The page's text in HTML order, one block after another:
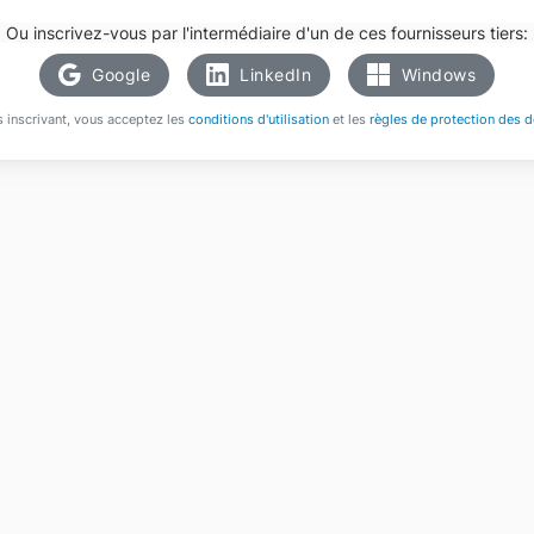
Ou inscrivez-vous par l'intermédiaire d'un de ces fournisseurs tiers:
Google LinkedIn Windows
inscrivant, vous acceptez les conditions d'utilisationet les règles de protection des